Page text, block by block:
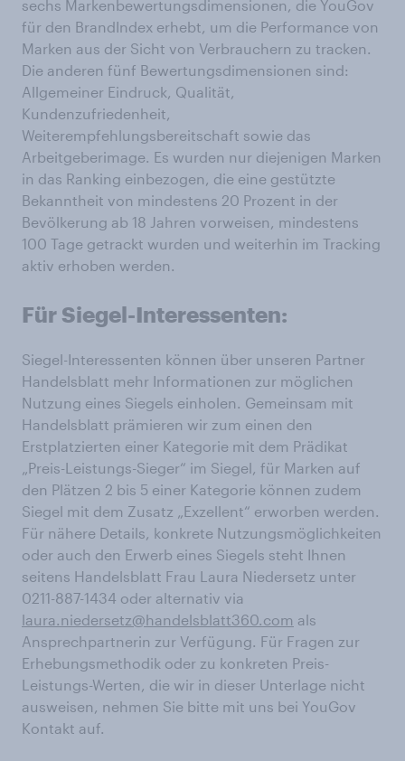
sechs Markenbewertungsdimensionen, die YouGov
für den BrandIndex erhebt, um die Performance von
Marken aus der Sicht von Verbrauchern zu tracken.
Die anderen fünf Bewertungsdimensionen sind:
Allgemeiner Eindruck, Qualität,
Kundenzufriedenheit,
Weiterempfehlungsbereitschaft sowie das
Arbeitgeberimage. Es wurden nur diejenigen Marken
in das Ranking einbezogen, die eine gestützte
Bekanntheit von mindestens 20 Prozent in der
Bevölkerung ab 18 Jahren vorweisen, mindestens
100 Tage getrackt wurden und weiterhin im Tracking
aktiv erhoben werden.
Für Siegel-Interessenten:
Siegel-Interessenten können über unseren Partner
Handelsblatt mehr Informationen zur möglichen
Nutzung eines Siegels einholen. Gemeinsam mit
Handelsblatt prämieren wir zum einen den
Erstplatzierten einer Kategorie mit dem Prädikat
„Preis-Leistungs-Sieger“ im Siegel, für Marken auf
den Plätzen 2 bis 5 einer Kategorie können zudem
Siegel mit dem Zusatz „Exzellent“ erworben werden.
Für nähere Details, konkrete Nutzungsmöglichkeiten
oder auch den Erwerb eines Siegels steht Ihnen
seitens Handelsblatt Frau Laura Niedersetz unter
0211-887-1434 oder alternativ via
laura.niedersetz@handelsblatt360.com als
Ansprechpartnerin zur Verfügung. Für Fragen zur
Erhebungsmethodik oder zu konkreten Preis-
Leistungs-Werten, die wir in dieser Unterlage nicht
ausweisen, nehmen Sie bitte mit uns bei YouGov
Kontakt auf.